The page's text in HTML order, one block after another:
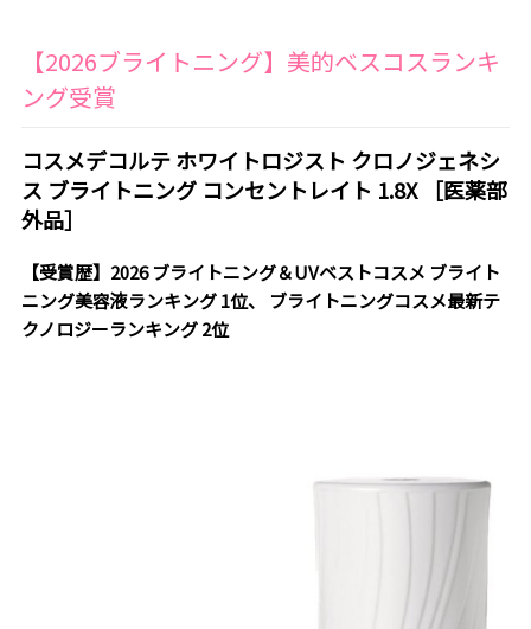
【2026ブライトニング】美的ベスコスランキ
ング受賞
コスメデコルテ ホワイトロジスト クロノジェネシ
ス ブライトニング コンセントレイト 1.8X ［医薬部
外品］
【受賞歴】2026 ブライトニング＆UVベストコスメ ブライト
ニング美容液ランキング 1位、 ブライトニングコスメ最新テ
クノロジーランキング 2位